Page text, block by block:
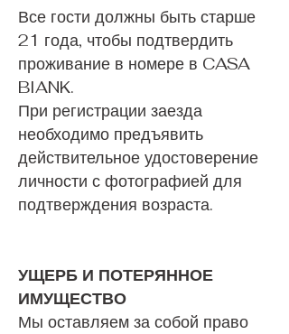
Все гости должны быть старше
21 года, чтобы подтвердить
проживание в номере в CASA
BIANK.
При регистрации заезда
необходимо предъявить
действительное удостоверение
личности с фотографией для
подтверждения возраста.
УЩЕРБ И ПОТЕРЯННОЕ
ИМУЩЕСТВО
Мы оставляем за собой право